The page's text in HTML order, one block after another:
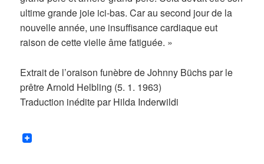
ultime grande joie ici-bas. Car au second jour de la
nouvelle année, une insuffisance cardiaque eut
raison de cette vielle âme fatiguée. »
Extrait de l’oraison funèbre de Johnny Büchs par le
prêtre Arnold Helbling (5. 1. 1963)
Traduction inédite par Hilda Inderwildi